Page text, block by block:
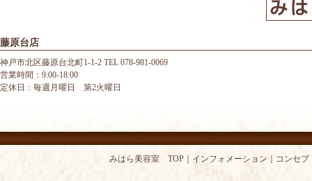
藤原台店
神戸市北区藤原台北町1-1-2 TEL 078-981-0069
営業時間：9:00-18:00
定休日：毎週月曜日 第2火曜日
みはら美容室 TOP インフォメーション コンセプ